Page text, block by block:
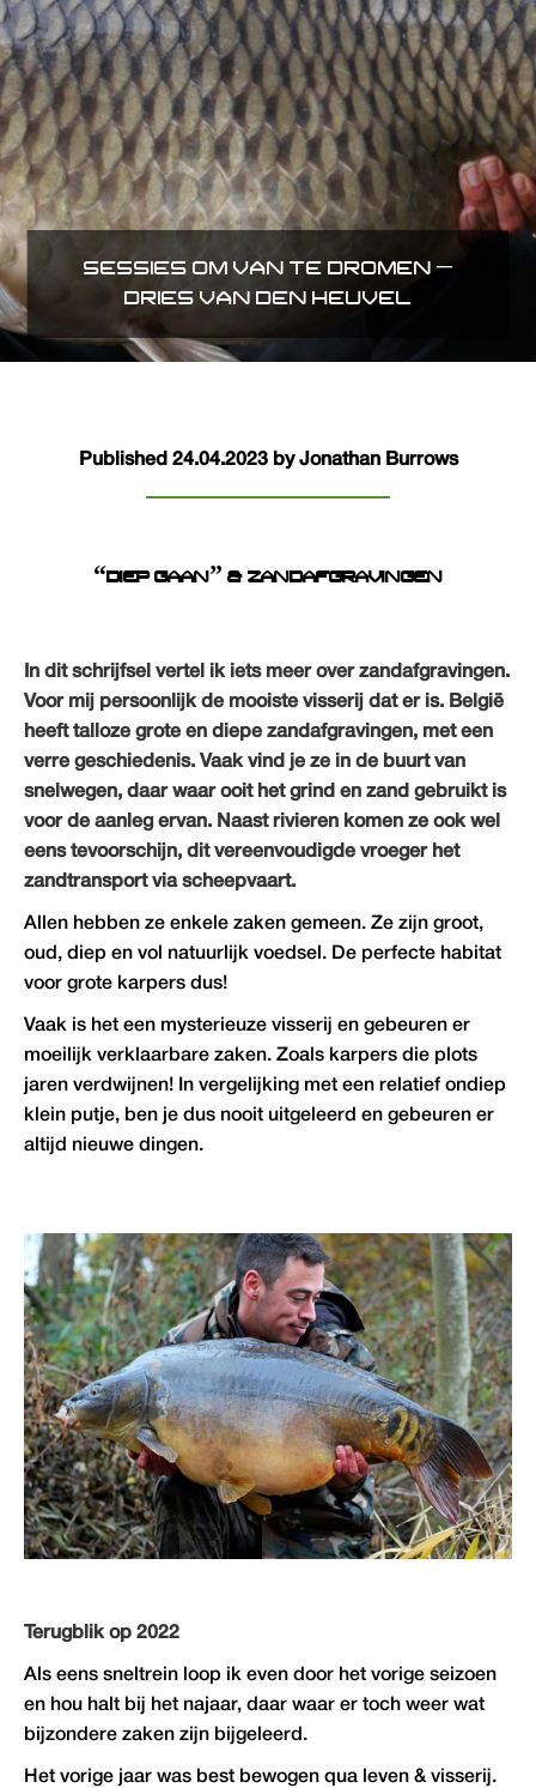
SESSIES OM VAN TE DROMEN –
DRIES VAN DEN HEUVEL
Published 24.04.2023 by Jonathan Burrows
“DIEP GAAN” & ZANDAFGRAVINGEN
In dit schrijfsel vertel ik iets meer over zandafgravingen.
Voor mij persoonlijk de mooiste visserij dat er is. België
heeft talloze grote en diepe zandafgravingen, met een
verre geschiedenis. Vaak vind je ze in de buurt van
snelwegen, daar waar ooit het grind en zand gebruikt is
voor de aanleg ervan. Naast rivieren komen ze ook wel
eens tevoorschijn, dit vereenvoudigde vroeger het
zandtransport via scheepvaart.
Allen hebben ze enkele zaken gemeen. Ze zijn groot,
oud, diep en vol natuurlijk voedsel. De perfecte habitat
voor grote karpers dus!
Vaak is het een mysterieuze visserij en gebeuren er
moeilijk verklaarbare zaken. Zoals karpers die plots
jaren verdwijnen! In vergelijking met een relatief ondiep
klein putje, ben je dus nooit uitgeleerd en gebeuren er
altijd nieuwe dingen.
Terugblik op 2022
Als eens sneltrein loop ik even door het vorige seizoen
en hou halt bij het najaar, daar waar er toch weer wat
bijzondere zaken zijn bijgeleerd.
Het vorige jaar was best bewogen qua leven & visserij.